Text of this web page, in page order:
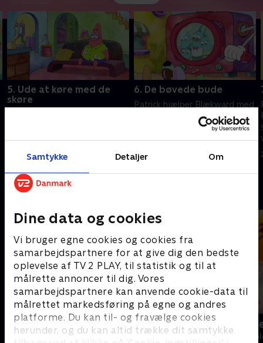
Samtykke Detaljer Om
Dine data og cookies
Vi bruger egne cookies og cookies fra
samarbejdspartnere for at give dig den bedste
oplevelse af TV 2 PLAY, til statistik og til at
målrette annoncer til dig. Vores
samarbejdspartnere kan anvende cookie-data til
målrettet markedsføring på egne og andres
platforme. Du kan til- og fravælge cookies
herunder, og du kan altid trække dit samtykke
5. Ude at køre med de
skøre
Krabbes nyeste tilføjelse til
menuen
24. marts 2025 • 21 min
6. De bøvede bude
Patrick hjælper Blækward med
at bringe aviser ud som
kompensation for, at han er
24. marts 2025 • 21 min
Andre så også
Fra klaphat til klassefest
Børne-underholdning • 1 sæsoner
Katrine
Børne-